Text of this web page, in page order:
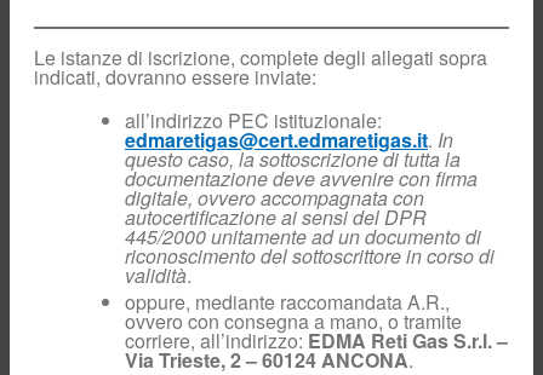
Comunicazioni
Reclami e richieste di
informazioni
Lavora con noi
Fornitori
Le istanze di iscrizione, complete degli allegati sopra
indicati, dovranno essere inviate:
all’indirizzo PEC istituzionale:
edmaretigas@cert.edmaretigas.it. In
questo caso, la sottoscrizione di tutta la
documentazione deve avvenire con firma
digitale, ovvero accompagnata con
autocertificazione ai sensi del DPR
445/2000 unitamente ad un documento di
riconoscimento del sottoscrittore in corso di
validità.
oppure, mediante raccomandata A.R.,
ovvero con consegna a mano, o tramite
corriere, all’indirizzo: EDMA Reti Gas S.r.l. –
Via Trieste, 2 – 60124 ANCONA.